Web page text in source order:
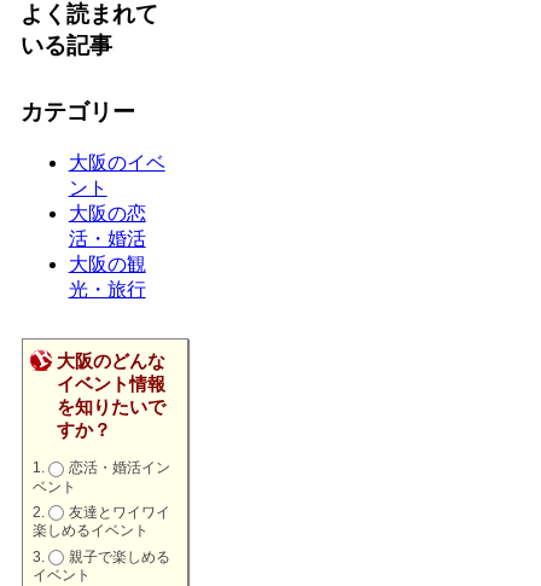
よく読まれて
いる記事
カテゴリー
大阪のイベ
ント
大阪の恋
活・婚活
大阪の観
光・旅行
大阪のどんな
イベント情報
を知りたいで
すか？
恋活・婚活イン
ベント
友達とワイワイ
楽しめるイベント
親子で楽しめる
イベント